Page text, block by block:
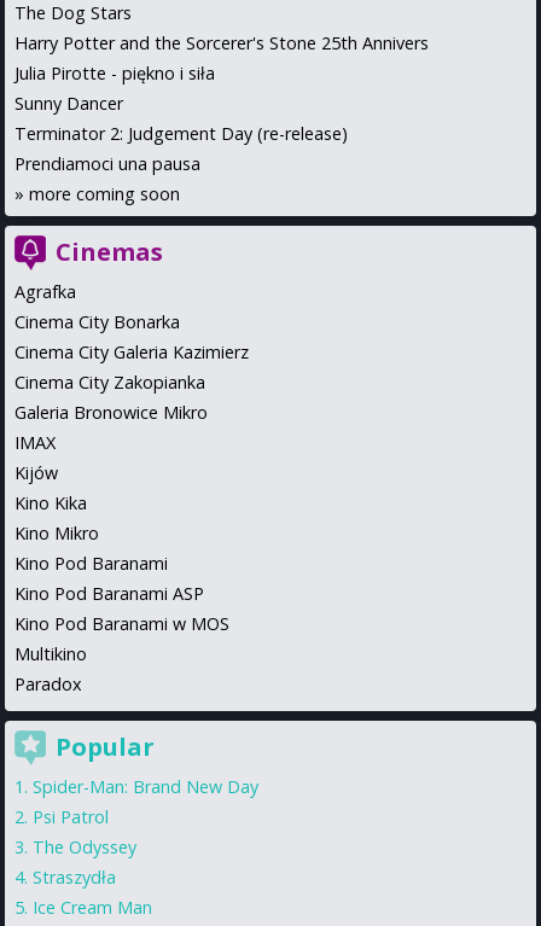
The Dog Stars
Harry Potter and the Sorcerer's Stone 25th Annivers
Julia Pirotte - piękno i siła
Sunny Dancer
Terminator 2: Judgement Day (re-release)
Prendiamoci una pausa
» more coming soon
Cinemas
Agrafka
Cinema City Bonarka
Cinema City Galeria Kazimierz
Cinema City Zakopianka
Galeria Bronowice Mikro
IMAX
Kijów
Kino Kika
Kino Mikro
Kino Pod Baranami
Kino Pod Baranami ASP
Kino Pod Baranami w MOS
Multikino
Paradox
Popular
Spider-Man: Brand New Day
Psi Patrol
The Odyssey
Straszydła
Ice Cream Man